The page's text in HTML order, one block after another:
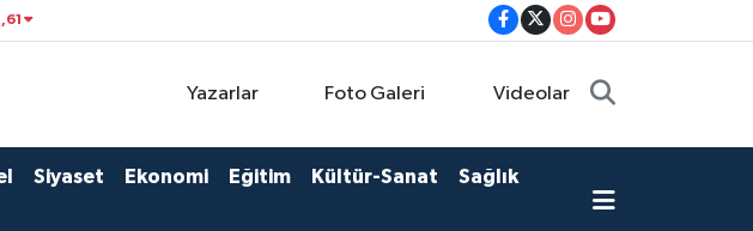
Yazarlar Foto Galeri Videolar
Siyaset Ekonomi Eğitim Kültür-Sanat Sağlık